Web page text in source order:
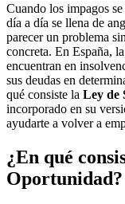
Cuando los impagos
día a día se llena de
parecer un problema
concreta. En España,
encuentran en
sus deudas en
qué consiste la Ley de
incorporado en su
ayudarte a volver a
¿En qué
Oportunidad?